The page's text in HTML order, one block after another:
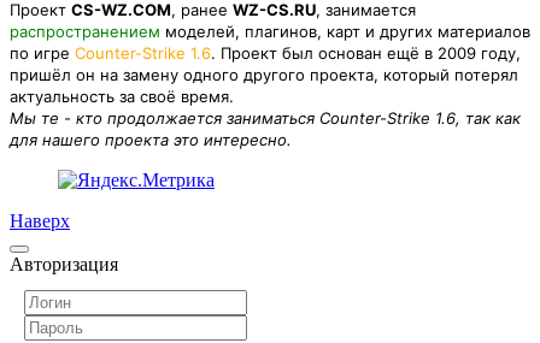
Проект CS-WZ.COM, ранее WZ-CS.RU, занимается
распространением моделей, плагинов, карт и других материалов
по игре Counter-Strike 1.6. Проект был основан ещё в 2009 году,
пришёл он на замену одного другого проекта, который потерял
актуальность за своё время.
Мы те - кто продолжается заниматься Counter-Strike 1.6, так как
для нашего проекта это интересно.
Наверх
Авторизация